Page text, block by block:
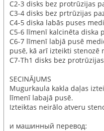
C2-3 disks bez protrūzijas
C3-4 disks bez prtrūzijas
C4-5 diska labās puses
C5-6 līmenī kalcinēta diska
C6-7 līmenī labjā pusē
pusē, kā arī izteikti stenozē
C7-Th1 disks bez
SECINĀJUMS
Mugurkaula kakla daļas
līmenī labajā pusē.
Izteiktas neirālo atveru
и машинный перевод: